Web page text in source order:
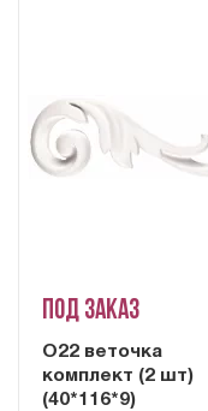
Под заказ
О22 веточка
комплект (2 шт)
(40*116*9)